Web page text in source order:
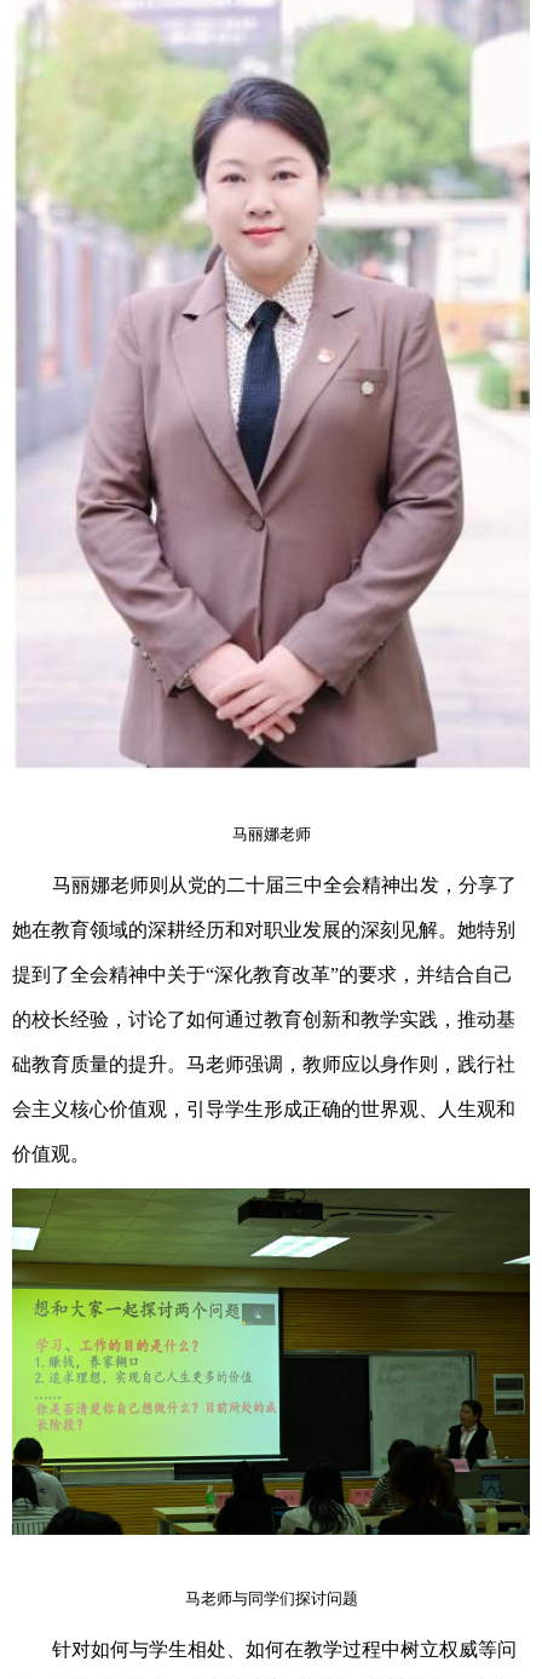
马丽娜老师
马丽娜老师则从党的二十届三中全会精神出发，分享了
她在教育领域的深耕经历和对职业发展的深刻见解。她特别
提到了全会精神中关于“深化教育改革”的要求，并结合自己
的校长经验，讨论了如何通过教育创新和教学实践，推动基
础教育质量的提升。马老师强调，教师应以身作则，践行社
会主义核心价值观，引导学生形成正确的世界观、人生观和
价值观。
马老师与同学们探讨问题
针对如何与学生相处、如何在教学过程中树立权威等问